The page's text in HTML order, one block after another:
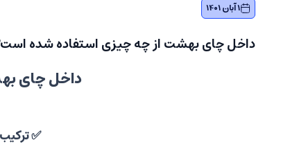
1 آبان 1401
داخل چای بهشت از چه چیزی استفاده شده
داخل چای
✅